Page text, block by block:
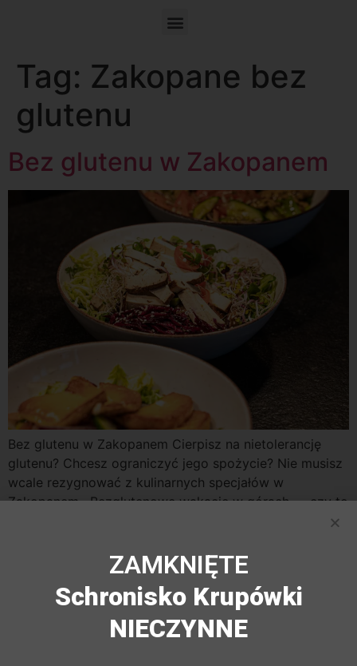
Tag: Zakopane bez
glutenu
Bez glutenu w Zakopanem
Bez glutenu w Zakopanem Cierpisz na nietolerancję
glutenu? Chcesz ograniczyć jego spożycie? Nie musisz
wcale rezygnować z kulinarnych specjałów w
Zakopanem. Bezglutenowe wakacje w górach — czy to
Podhala znajdziesz restauracje, które oferują dania bez
glutenu, zarówno tradycyjne, jak i nowoczesne.
Tradycyjne […]
ZAMKNIĘTE
Schronisko Krupówki
NIECZYNNE